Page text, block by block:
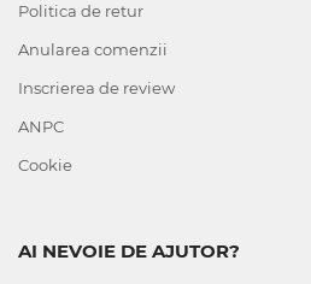
Politica de retur
Anularea comenzii
Inscrierea de review
ANPC
Cookie
AI NEVOIE DE AJUTOR?